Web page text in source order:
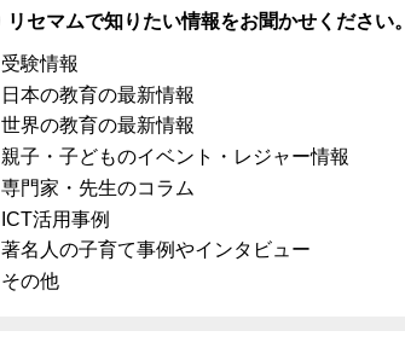
リセマムで知りたい情報をお聞かせください。
受験情報
日本の教育の最新情報
世界の教育の最新情報
親子・子どものイベント・レジャー情報
専門家・先生のコラム
ICT活用事例
著名人の子育て事例やインタビュー
その他